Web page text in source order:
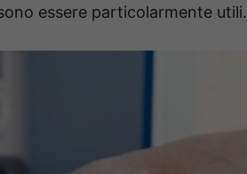
essere particolarmente utili.